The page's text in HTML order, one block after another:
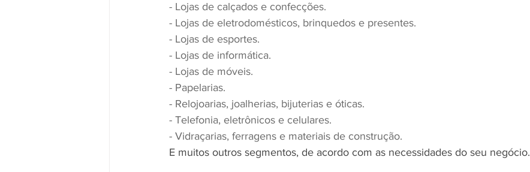
- Lojas de calçados e confecções.
- Lojas de eletrodomésticos, brinquedos e presentes.
- Lojas de esportes.
- Lojas de informática.
- Lojas de móveis.
- Papelarias.
- Relojoarias, joalherias, bijuterias e óticas.
- Telefonia, eletrônicos e celulares.
- Vidraçarias, ferragens e materiais de construção.
E muitos outros segmentos, de acordo com as necessidades do seu negócio.